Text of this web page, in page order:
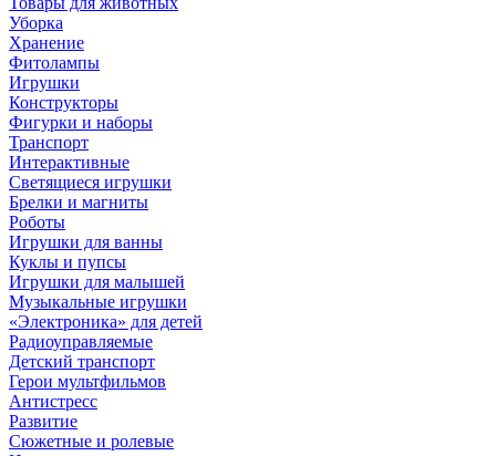
Уборка
Хранение
Фитолампы
Игрушки
Конструкторы
Фигурки и наборы
Транспорт
Интерактивные
Светящиеся игрушки
Брелки и магниты
Роботы
Игрушки для ванны
Куклы и пупсы
Игрушки для малышей
Музыкальные игрушки
«Электроника» для детей
Радиоуправляемые
Детский транспорт
Герои мультфильмов
Антистресс
Развитие
Сюжетные и ролевые